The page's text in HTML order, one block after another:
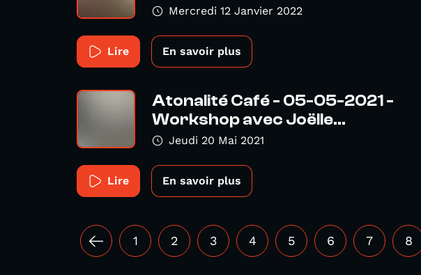
Mercredi 12 Janvier 2022
Lire En savoir plus
Atonalité Café - 05-05-2021 -
Workshop avec Joëlle...
Jeudi 20 Mai 2021
Lire En savoir plus
1 2 3 4 5 6 7 8